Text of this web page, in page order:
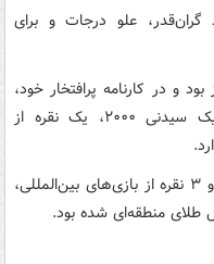
گران‌قدر، علو درجات و برای
متولد سال ۱۳۴۰ در شیراز بود و در کارنامه پرافتخار خود،
کسب یک مدال طلای بازی‌های پارالمپیک سیدنی ۲۰۰۰، یک نقره از
وی همچنین موفق به کسب ۳ مدال طلا و ۳ نقره از بازی‌های بین‌المللی،